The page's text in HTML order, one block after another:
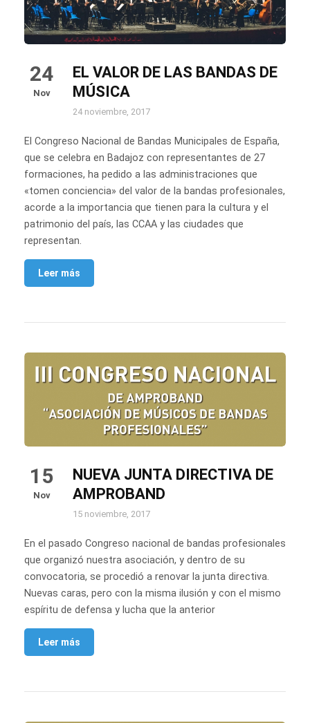
24
Nov
EL VALOR DE LAS BANDAS DE
MÚSICA
24 noviembre, 2017
El Congreso Nacional de Bandas Municipales de España,
que se celebra en Badajoz con representantes de 27
formaciones, ha pedido a las administraciones que
«tomen conciencia» del valor de la bandas profesionales,
acorde a la importancia que tienen para la cultura y el
patrimonio del país, las CCAA y las ciudades que
representan.
Leer más
15
Nov
NUEVA JUNTA DIRECTIVA DE
AMPROBAND
15 noviembre, 2017
En el pasado Congreso nacional de bandas profesionales
que organizó nuestra asociación, y dentro de su
convocatoria, se procedió a renovar la junta directiva.
Nuevas caras, pero con la misma ilusión y con el mismo
espíritu de defensa y lucha que la anterior
Leer más